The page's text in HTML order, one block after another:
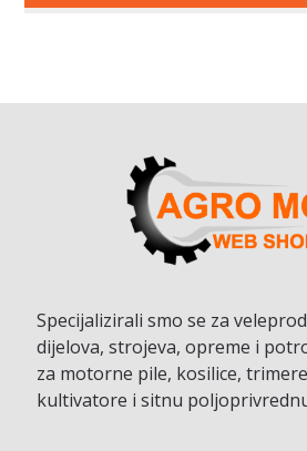
Specijalizirali smo se za
dijelova, strojeva, opreme i
za motorne pile, kosilice,
kultivatore i sitnu